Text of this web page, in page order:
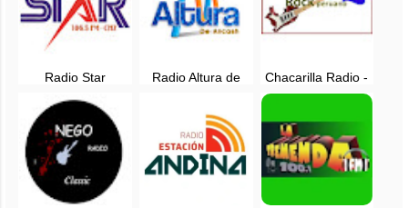
Radio Star
FM - EN VIVO
Radio Altura de
Chacarilla Radio -
Nuevo Chimbote,